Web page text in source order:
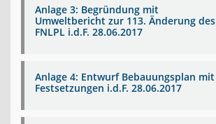
Anlage 3: Begründung mit
Umweltbericht zur 113. Änderung des
FNLPL i.d.F. 28.06.2017
Anlage 4: Entwurf Bebauungsplan mit
Festsetzungen i.d.F. 28.06.2017